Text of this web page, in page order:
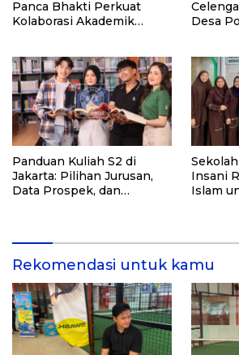
Panca Bhakti Perkuat
Kolaborasi Akademik
Desa
Panduan Kuliah S2 di
Jakarta: Pilihan Jurusan,
Data Prospek, dan
Insani
Islam
Rekomendasi untuk kamu